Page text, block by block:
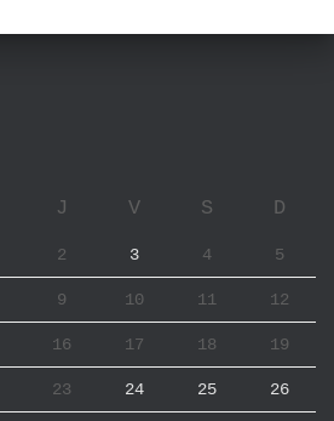
J V S D
2 3 4 5
9 10 11 12
16 17 18 19
23 24 25 26